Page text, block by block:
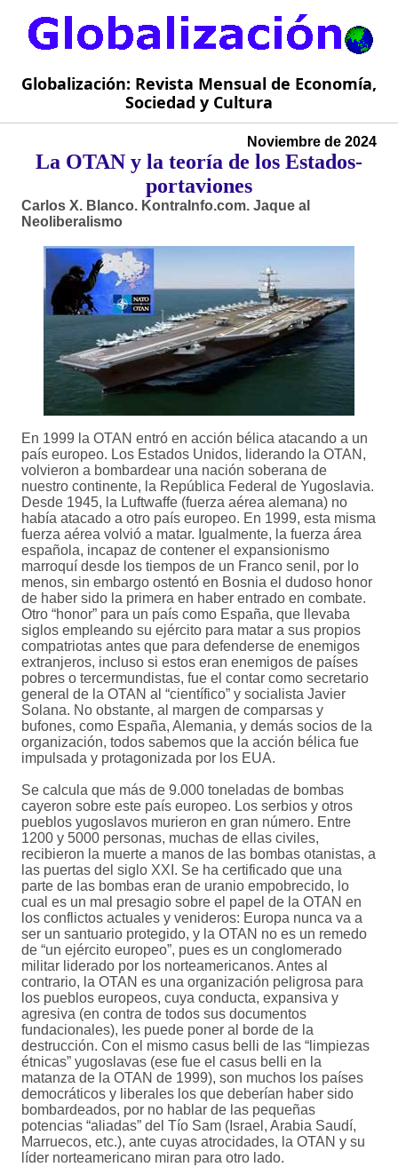
Globalización: Revista Mensual de Economía,
Sociedad y Cultura
Noviembre de 2024
La OTAN y la teoría de los Estados-
portaviones
Carlos X. Blanco. KontraInfo.com. Jaque al
Neoliberalismo
En 1999 la OTAN entró en acción bélica atacando a un
país europeo. Los Estados Unidos, liderando la OTAN,
volvieron a bombardear una nación soberana de
nuestro continente, la República Federal de Yugoslavia.
Desde 1945, la Luftwaffe (fuerza aérea alemana) no
había atacado a otro país europeo. En 1999, esta misma
fuerza aérea volvió a matar. Igualmente, la fuerza área
española, incapaz de contener el expansionismo
marroquí desde los tiempos de un Franco senil, por lo
menos, sin embargo ostentó en Bosnia el dudoso honor
de haber sido la primera en haber entrado en combate.
Otro “honor” para un país como España, que llevaba
siglos empleando su ejército para matar a sus propios
compatriotas antes que para defenderse de enemigos
extranjeros, incluso si estos eran enemigos de países
pobres o tercermundistas, fue el contar como secretario
general de la OTAN al “científico” y socialista Javier
Solana. No obstante, al margen de comparsas y
bufones, como España, Alemania, y demás socios de la
organización, todos sabemos que la acción bélica fue
impulsada y protagonizada por los EUA.
Se calcula que más de 9.000 toneladas de bombas
cayeron sobre este país europeo. Los serbios y otros
pueblos yugoslavos murieron en gran número. Entre
1200 y 5000 personas, muchas de ellas civiles,
recibieron la muerte a manos de las bombas otanistas, a
las puertas del siglo XXI. Se ha certificado que una
parte de las bombas eran de uranio empobrecido, lo
cual es un mal presagio sobre el papel de la OTAN en
los conflictos actuales y venideros: Europa nunca va a
ser un santuario protegido, y la OTAN no es un remedo
de “un ejército europeo”, pues es un conglomerado
militar liderado por los norteamericanos. Antes al
contrario, la OTAN es una organización peligrosa para
los pueblos europeos, cuya conducta, expansiva y
agresiva (en contra de todos sus documentos
fundacionales), les puede poner al borde de la
destrucción. Con el mismo casus belli de las “limpiezas
étnicas” yugoslavas (ese fue el casus belli en la
matanza de la OTAN de 1999), son muchos los países
democráticos y liberales los que deberían haber sido
bombardeados, por no hablar de las pequeñas
potencias “aliadas” del Tío Sam (Israel, Arabia Saudí,
Marruecos, etc.), ante cuyas atrocidades, la OTAN y su
líder norteamericano miran para otro lado.